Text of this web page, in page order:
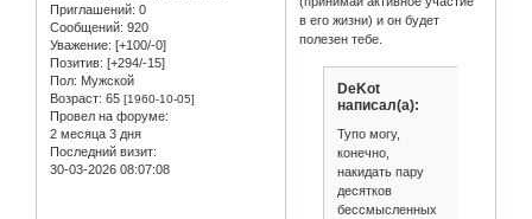
Приглашений: 0
Сообщений: 920
Уважение: [+100/-0]
Позитив: [+294/-15]
Пол: Мужской
Возраст: 65 [1960-10-05]
Провел на форуме:
2 месяца 3 дня
Последний визит:
30-03-2026 08:07:08
в его жизни) и он будет
полезен тебе.
DeKot
написал(а):
Тупо могу,
конечно,
накидать пару
десятков
бессмысленных